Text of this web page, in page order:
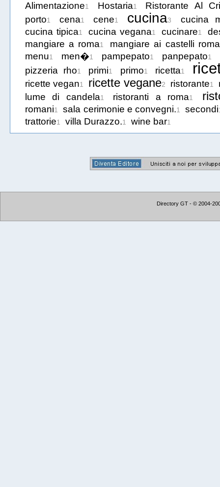
Alimentazione1 Hostaria1
Ristorante Al
porto1 cena1 cene1 cucina3
cucina
cucina tipica1 cucina vegana1 cucinare1
mangiare a roma1
mangiare ai castelli
menu1 men�1 pampepato1 panpepato1
pizzeria rho1 primi1 primo1 ricetta1
ricette vegan1 ricette vegane2 ristorante1
lume di candela1 ristoranti a roma1
romani1 sala cerimonie e convegni.1 secondi
trattorie1 villa Durazzo.1 wine bar1
Directory GT - © 2004-